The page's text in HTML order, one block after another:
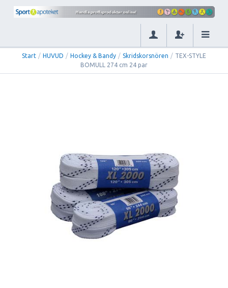
Start / HUVUD / Hockey & Bandy / Skridskorsnören / TEX-STYLE
BOMULL 274 cm 24 par